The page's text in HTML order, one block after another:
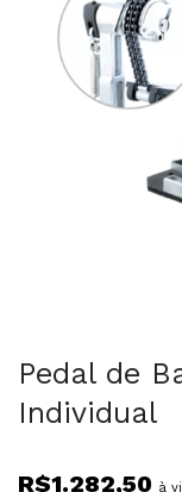
Lembrar-me
Pedal de
Individual
R$1.282,50 à